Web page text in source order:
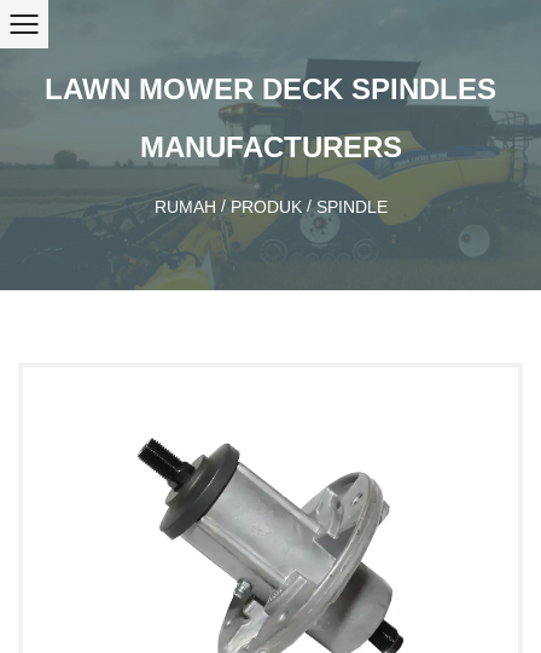
LAWN MOWER DECK SPINDLES
MANUFACTURERS
RUMAH /PRODUK/ SPINDLE